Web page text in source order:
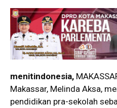
menitindonesia,
Makassar, Melinda Aksa,
pendidikan pra-sekolah